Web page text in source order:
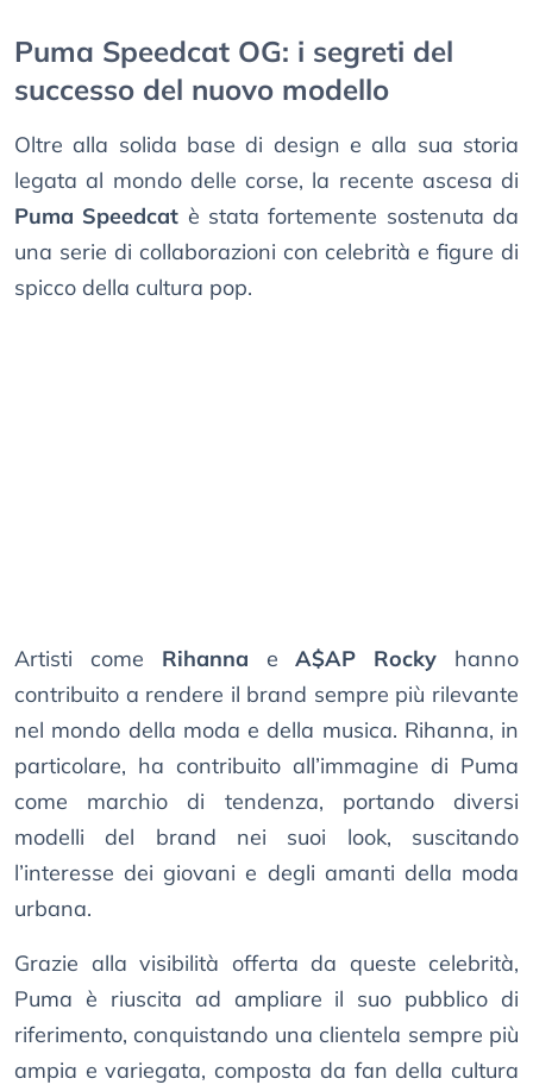
Puma Speedcat OG: i segreti del
successo del nuovo modello
Oltre alla solida base di design e alla sua storia
legata al mondo delle corse, la recente ascesa di
Puma Speedcat è stata fortemente sostenuta da
una serie di collaborazioni con celebrità e figure di
spicco della cultura pop.
Artisti come Rihanna eA$AP Rocky hanno
contribuito a rendere il brand sempre più rilevante
nel mondo della moda e della musica. Rihanna, in
particolare, ha contribuito all’immagine di Puma
come marchio di tendenza, portando diversi
modelli del brand nei suoi look, suscitando
l’interesse dei giovani e degli amanti della moda
urbana.
Grazie alla visibilità offerta da queste celebrità,
Puma è riuscita ad ampliare il suo pubblico di
riferimento, conquistando una clientela sempre più
ampia e variegata, composta da fan della cultura